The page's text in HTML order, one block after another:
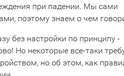
при падении. Мы сами
поэтому знаем о чем
без настройки по принципу -
Но некоторые все-таки
но об этом, как